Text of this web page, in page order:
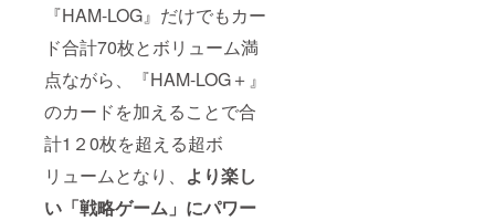
『HAM-LOG』だけでもカー
ド合計70枚とボリューム満
点ながら、『HAM-LOG＋』
のカードを加えることで合
計1２0枚を超える超ボ
リュームとなり、 より楽し
い「戦略ゲーム」にパワー